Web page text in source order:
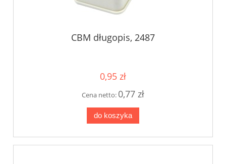
CBM długopis, 2487
0,95 zł
Cena netto: 0,77 zł
do koszyka